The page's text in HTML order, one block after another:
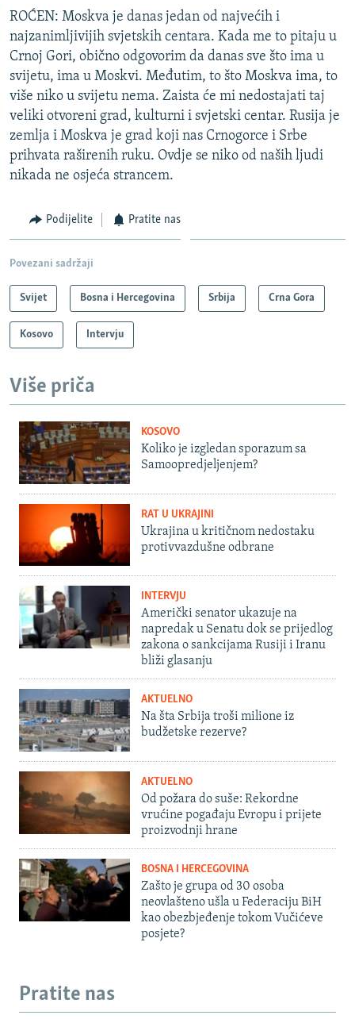
ROĆEN: Moskva je danas jedan od najvećih i
najzanimljivijih svjetskih centara. Kada me to pitaju u
Crnoj Gori, obično odgovorim da danas sve što ima u
svijetu, ima u Moskvi. Međutim, to što Moskva ima, to
više niko u svijetu nema. Zaista će mi nedostajati taj
veliki otvoreni grad, kulturni i svjetski centar. Rusija je
zemlja i Moskva je grad koji nas Crnogorce i Srbe
prihvata raširenih ruku. Ovdje se niko od naših ljudi
nikada ne osjeća strancem.
Podijelite Pratite nas
Povezani sadržaji
Svijet Bosna i Hercegovina Srbija Crna Gora
Kosovo Intervju
Više priča
KOSOVO
Koliko je izgledan sporazum sa
Samoopredjeljenjem?
RAT U UKRAJINI
Ukrajina u kritičnom nedostaku
protivvazdušne odbrane
INTERVJU
Američki senator ukazuje na
napredak u Senatu dok se prijedlog
zakona o sankcijama Rusiji i Iranu
bliži glasanju
AKTUELNO
Na šta Srbija troši milione iz
budžetske rezerve?
AKTUELNO
Od požara do suše: Rekordne
vrućine pogađaju Evropu i prijete
proizvodnji hrane
BOSNA I HERCEGOVINA
Zašto je grupa od 30 osoba
neovlašteno ušla u Federaciju BiH
kao obezbjeđenje tokom Vučićeve
posjete?
Pratite nas